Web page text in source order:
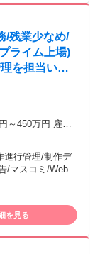
/残業少なめ/
ライム上場)
を担当いた
媒体まで様々
達成感が大
万円 雇用
固定残業代
/月 諸手当：通
（固定残業代制
入社3年目 メン
進行管理/制作デ
/マスコミ/Web系
理/企画立案/構
推進できる方 ◆
に関するKPI設
を見る